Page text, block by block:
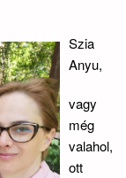
Szia
Anyu,
vagy
még
valahol,
ott